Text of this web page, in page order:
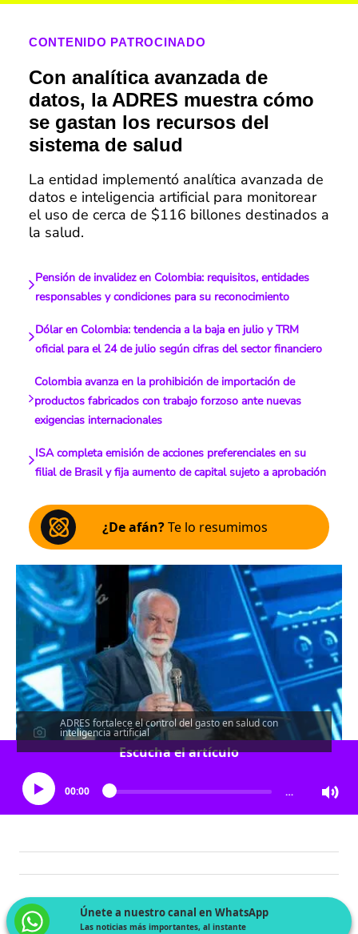
CONTENIDO PATROCINADO
Con analítica avanzada de
datos, la ADRES muestra cómo
se gastan los recursos del
sistema de salud
La entidad implementó analítica avanzada de
datos e inteligencia artificial para monitorear
el uso de cerca de $116 billones destinados a
la salud.
Pensión de invalidez en Colombia: requisitos, entidades
responsables y condiciones para su reconocimiento
Dólar en Colombia: tendencia a la baja en julio y TRM
oficial para el 24 de julio según cifras del sector financiero
Colombia avanza en la prohibición de importación de
productos fabricados con trabajo forzoso ante nuevas
exigencias internacionales
ISA completa emisión de acciones preferenciales en su
filial de Brasil y fija aumento de capital sujeto a aprobación
¿De afán?Te lo resumimos
ADRES fortalece el control del gasto en salud con
inteligencia artificial
Escucha el artículo
00:00 …
Únete a nuestro canal en WhatsApp
Las noticias más importantes, al instante